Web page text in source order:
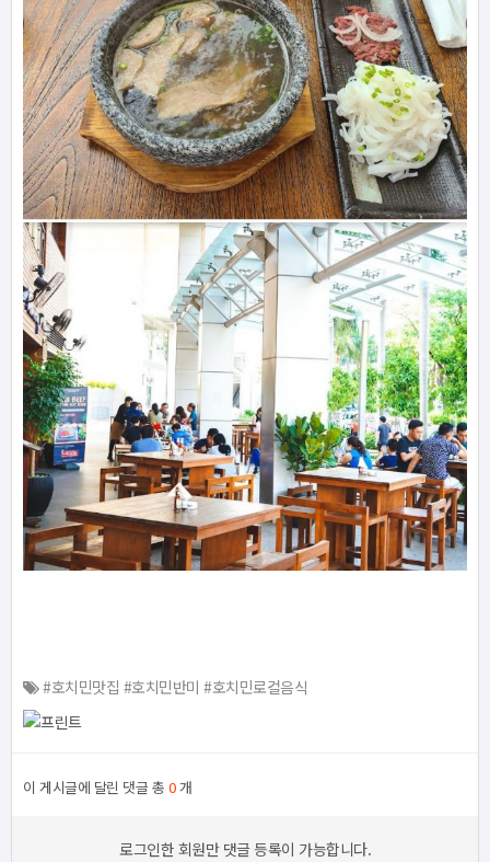
#호치민맛집 #호치민반미 #호치민로컬음식
이 게시글에 달린 댓글 총 0개
로그인한 회원만 댓글 등록이 가능합니다.